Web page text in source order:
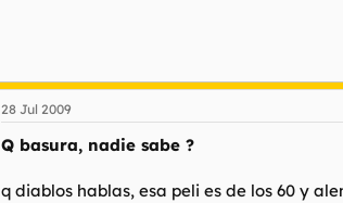
28 Jul 2009
Q basura, nadie sabe ?
q diablos hablas, esa peli es de los 60 y